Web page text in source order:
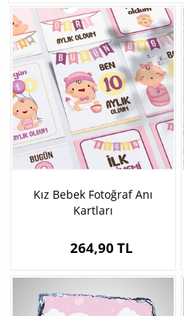
Kız Bebek Fotoğraf Anı
Kartları
264,90 TL